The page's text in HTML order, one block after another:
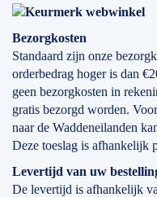
Bezorgkosten
Standaard zijn onze
orderbedrag hoger is dan
geen bezorgkosten in
gratis bezorgd worden.
naar de Waddeneilanden
Deze toeslag is afhankelijk
Levertijd van uw
De levertijd is afhankelijk